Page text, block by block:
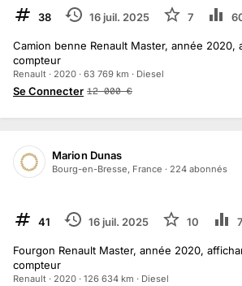
TERMINÉ38 16 juil. 2025 7
Camion benne Renault Master, année 2020,
compteur
Renault · 2020 · 63 769 km · Diesel
Se Connecter 12 000 €
Marion Dunas
Bourg-en-Bresse, France · 224 abonnés
TERMINÉ41 16 juil. 2025 10
Fourgon Renault Master, année 2020,
compteur
Renault · 2020 · 126 634 km · Diesel